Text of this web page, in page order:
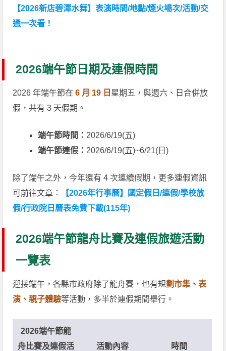
【2026新店碧潭水舞】表演時間/地點/煙火場次/活動/交
通一次看！
2026端午節日期及連假時間
2026 年端午節在 6 月 19 日 星期五，與週六、日合併放
假，共有 3 天假期。
端午節時間： 2026/6/19(五)
端午節連假： 2026/6/19(五)~6/21(日)
除了端午之外，今年還有 4 次連續假期，更多連假資訊
可前往文章：
【2026年行事曆】國定假日/連假/學校放
假/行政院日曆表免費下載(115年)
2026端午節龍舟比賽及連假旅遊活動
一覽表
迎接端午，各縣市政府除了龍舟賽，也有規劃市集、表
演、親子體驗等活動，多半於連假期間舉行。
2026端午節龍
舟比賽及連假活
活動內容 時間